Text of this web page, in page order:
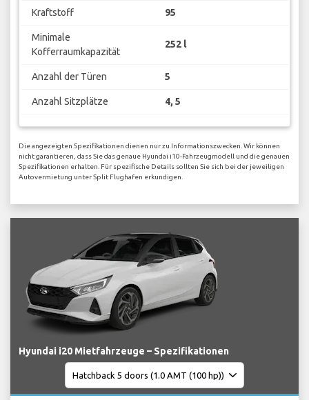
Kraftstoff 95
Minimale
Kofferraumkapazität
252 l
Anzahl der Türen 5
Anzahl Sitzplätze 4, 5
Die angezeigten Spezifikationen dienen nur zu Informationszwecken. Wir können
nicht garantieren, dass Sie das genaue Hyundai i10-Fahrzeugmodell und die genauen
Spezifikationen erhalten. Für spezifische Details sollten Sie sich bei der jeweiligen
Autovermietung unter Split Flughafen erkundigen.
Hyundai i20 Mietfahrzeuge – Spezifikationen